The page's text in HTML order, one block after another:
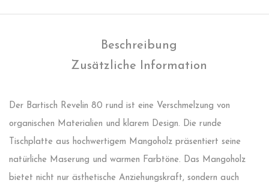
Beschreibung
Zusätzliche Information
Der Bartisch Revelin 80 rund ist eine Verschmelzung von
organischen Materialien und klarem Design. Die runde
Tischplatte aus hochwertigem Mangoholz präsentiert seine
natürliche Maserung und warmen Farbtöne. Das Mangoholz
bietet nicht nur ästhetische Anziehungskraft, sondern auch